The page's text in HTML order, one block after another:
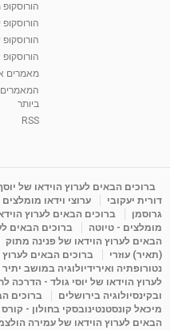
הורוסקופ
הורוסקופ
הורוסקופ
מאמרים
המאמרים
ביותר
RSS
ברוכים הבאים לערוץ הוידאו של
דורית יעקובי
ערוצי וידאו מומלצים
גרוסמן
ברוכים הבאים לערוץ
מומלצים - טיוטה
ברוכים הבאים
הבאים לערוץ הוידאו של פנינה מתוק
(תאיר) עוזרי
ברוכים הבאים לערוץ
נטורופתיה ואירידיולוגיה במושב
לערוץ הוידאו של יוסי גולד - הדרכה
ובקינסיולוגיה בירושלים
ברוכים
מיכאל קונסטנטינובסקי בחולון -
הבאים לערוץ הוידאו של עמירה